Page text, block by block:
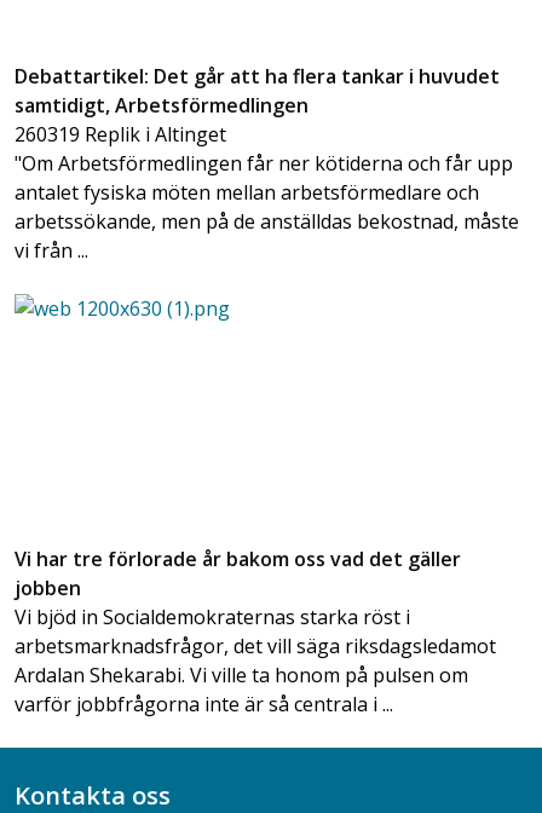
Debattartikel: Det går att ha flera tankar i huvudet
samtidigt, Arbetsförmedlingen
260319 Replik i Altinget
"Om Arbetsförmedlingen får ner kötiderna och får upp
antalet fysiska möten mellan arbetsförmedlare och
arbetssökande, men på de anställdas bekostnad, måste
vi från ...
Vi har tre förlorade år bakom oss vad det gäller
jobben
Vi bjöd in Socialdemokraternas starka röst i
arbetsmarknadsfrågor, det vill säga riksdagsledamot
Ardalan Shekarabi. Vi ville ta honom på pulsen om
varför jobbfrågorna inte är så centrala i ...
Kontakta oss